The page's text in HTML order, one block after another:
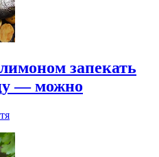
запекать
— можно